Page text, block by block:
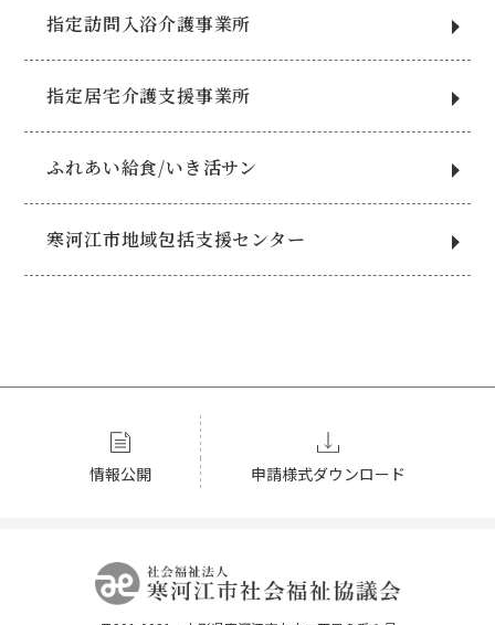
指定訪問入浴介護事業所
指定居宅介護支援事業所
ふれあい給食/いき活サン
寒河江市地域包括支援センター
情報公開 申請様式ダウンロード